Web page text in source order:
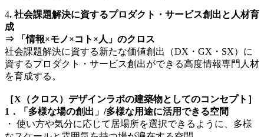
4. 社会課題解決に資するプロダクト・サービス創出と人材育
成
⇒ 「情報×モノ×コト×人」のクロス
社会課題解決に資する新たな価値創出（DX・GX・SX）に
資するプロダクト・サービス創出ができる高度情報専門人材
を育成する。
［X（クロス）デザインラボの建築物としてのコンセプト］
1．「多様な場の創出」/多様な用途に活用できる空間
・ 使い方や気分に応じて居場所を選択できるように、多様